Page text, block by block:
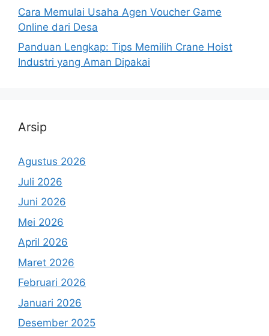
Cara Memulai Usaha Agen Voucher Game
Online dari Desa
Panduan Lengkap: Tips Memilih Crane Hoist
Industri yang Aman Dipakai
Arsip
Agustus 2026
Juli 2026
Juni 2026
Mei 2026
April 2026
Maret 2026
Februari 2026
Januari 2026
Desember 2025